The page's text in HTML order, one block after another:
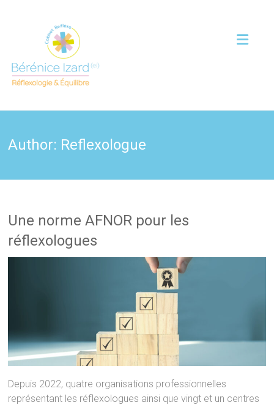
Author: Reflexologue
Une norme AFNOR pour les
réflexologues
Depuis 2022, quatre organisations professionnelles
représentant les réflexologues ainsi que vingt et un centres